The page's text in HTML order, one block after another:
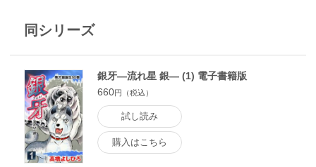
同シリーズ
銀牙―流れ星 銀― (1) 電子書籍版
660円（税込）
試し読み
購入はこちら